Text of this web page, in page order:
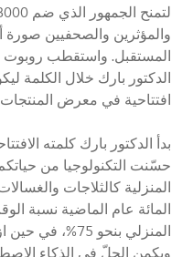
والمؤثرين والصحفيين صورة
الدكتور بارك خلال الكلمة
افتتاحية في معرض
بدأ الدكتور بارك كلمته
حسّنت التكنولوجيا من
المنزلية كالثلاجات
المائة عام الماضية نسبة
المنزلي بنحو
ويكمن الحلّ في الذكاء